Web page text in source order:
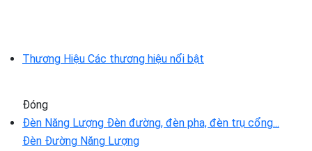
Thương Hiệu Các thương hiệu nổi bật
Đóng
Đèn Năng Lượng Đèn đường, đèn pha, đèn trụ cổng...
Đèn Đường Năng Lượng